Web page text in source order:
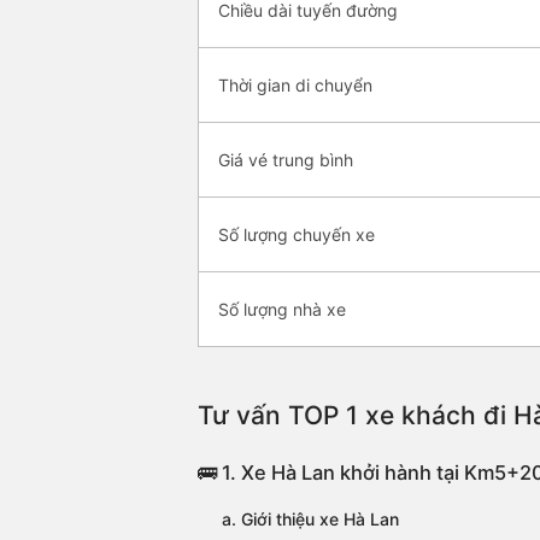
Chiều dài tuyến đường
Thời gian di chuyển
Giá vé trung bình
Số lượng chuyến xe
Số lượng nhà xe
Tư vấn TOP 1 xe khách đi
🚌 1. Xe Hà Lan khởi hành tại
a. Giới thiệu xe Hà Lan